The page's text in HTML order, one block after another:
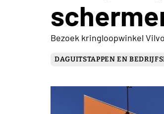
Bezoek kringloopwinkel
DAGUITSTAPPEN EN